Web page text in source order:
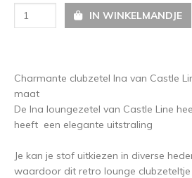
IN WINKELMANDJE
Charmante clubzetel Ina van Castle
maat
De Ina loungezetel van Castle Line
heeft een elegante uitstraling
Je kan je stof uitkiezen in diverse
waardoor dit retro lounge